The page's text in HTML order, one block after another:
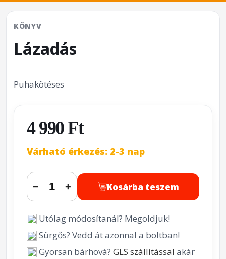
KÖNYV
Lázadás
Puhakötéses
4 990 Ft
Várható érkezés: 2-3 nap
− + Kosárba teszem
Utólag módosítanál? Megoldjuk!
Sürgős? Vedd át azonnal a boltban!
Gyorsan bárhová? GLS szállítással akár